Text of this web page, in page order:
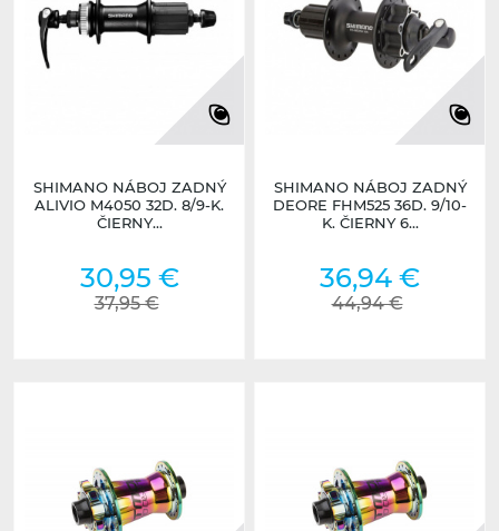
SHIMANO NÁBOJ ZADNÝ
ALIVIO M4050 32D. 8/9-K.
ČIERNY...
30,95 €
37,95 €
SHIMANO NÁBOJ ZADNÝ
DEORE FHM525 36D. 9/10-
K. ČIERNY 6...
36,94 €
44,94 €